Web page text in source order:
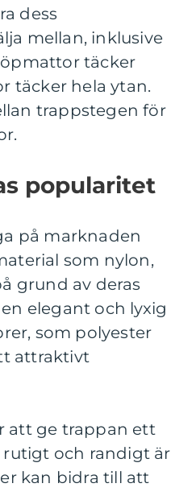
dess
mellan, inklusive
täcker
täcker hela ytan.
trappstegen för
popularitet
på marknaden
som nylon,
grund av deras
elegant och lyxig
som polyester
attraktivt
att ge trappan ett
rutigt och randigt är
kan bidra till att